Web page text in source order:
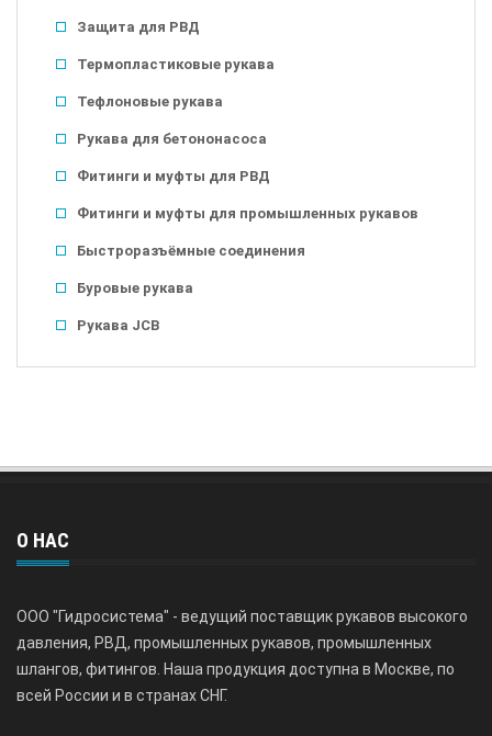
Защита для РВД
Термопластиковые рукава
Тефлоновые рукава
Рукава для бетононасоса
Фитинги и муфты для РВД
Фитинги и муфты для промышленных рукавов
Быстроразъёмные соединения
Буровые рукава
Рукава JCB
О НАС
ООО "Гидросистема" - ведущий поставщик рукавов высокого
давления, РВД, промышленных рукавов, промышленных
шлангов, фитингов. Наша продукция доступна в Москве, по
всей России и в странах СНГ.